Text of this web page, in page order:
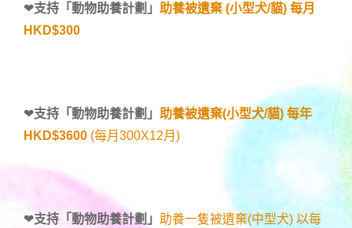
❤支持「動物助養計劃 」 助養被遺棄 (小型犬/貓) 每月
HKD$300
❤支持「動物助養計劃 」 助養被遺棄(小型犬/貓) 每年
HKD$3600 (每月300X12月)
❤支持「動物助養計劃 」 助養一隻被遺棄(中型犬) 以每